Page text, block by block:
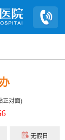
正对面)
无假日